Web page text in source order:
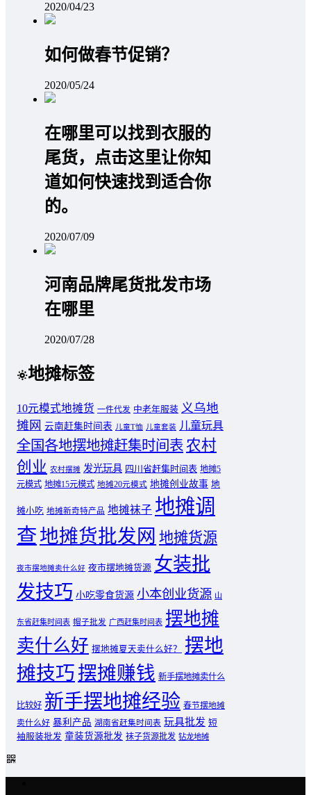
2020/04/23
如何做春节促销？
2020/05/24
在哪里可以找到衣服的
尾货，点击这里让你知
道如何快速找到适合你
的。
2020/07/09
河南品牌尾货批发市场
在哪里
2020/07/28
地摊标签
10元模式地摊货 一件代发 中老年服装 义乌地
摊网 云南赶集时间表 儿童T恤 儿童套装 儿童玩具
全国各地摆地摊赶集时间表 农村
创业 农村摆摊 发光玩具 四川省赶集时间表 地摊5
元模式 地摊15元模式 地摊20元模式 地摊创业故事 地
摊小吃 地摊新奇特产品 地摊袜子 地摊调
查地摊货批发网 地摊货源
夜市摆地摊卖什么好 夜市摆地摊货源 女装批
发技巧 小吃零食货源 小本创业货源 山
东省赶集时间表 帽子批发 广西赶集时间表 摆地摊
卖什么好 摆地摊夏天卖什么好？
摆地
摊技巧摆摊赚钱 新手摆地摊卖什么
比较好 新手摆地摊经验 春节摆地摊
卖什么好 暴利产品 湖南省赶集时间表 玩具批发 短
袖服装批发 童装货源批发 袜子货源批发 钻龙地摊